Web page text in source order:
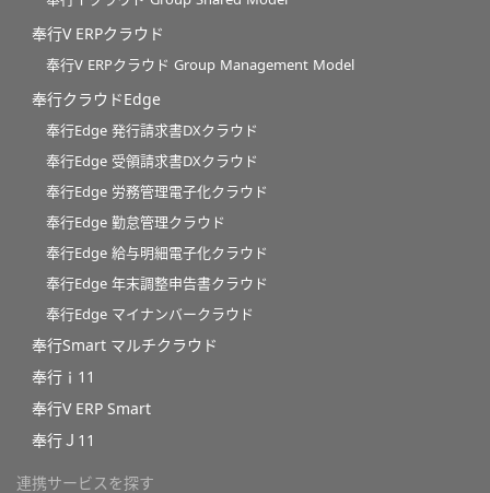
奉行V ERPクラウド
奉行V ERPクラウド Group Management Model
奉行クラウドEdge
奉行Edge 発行請求書DXクラウド
奉行Edge 受領請求書DXクラウド
奉行Edge 労務管理電子化クラウド
奉行Edge 勤怠管理クラウド
奉行Edge 給与明細電子化クラウド
奉行Edge 年末調整申告書クラウド
奉行Edge マイナンバークラウド
奉行Smart マルチクラウド
奉行ｉ11
奉行V ERP Smart
奉行Ｊ11
連携サービスを探す